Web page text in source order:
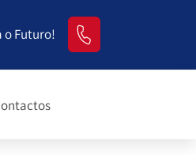
o Futuro!